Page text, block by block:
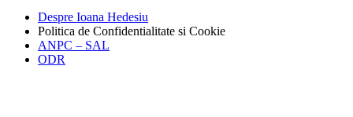
Despre Ioana Hedesiu
Politica de Confidentialitate si Cookie
ANPC – SAL
ODR